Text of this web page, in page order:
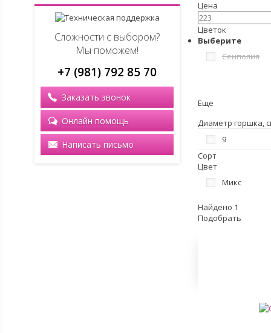
Сложности с выбором?
Мы поможем!
+7 (981) 792 85 70
Заказать звонок
Онлайн помощь
Написать письмо
Цена
Цветок
Выберите
Сенполия
Еще
Диаметр горшка,
9
Сорт
Цвет
Микс
Найдено 1
Подобрать